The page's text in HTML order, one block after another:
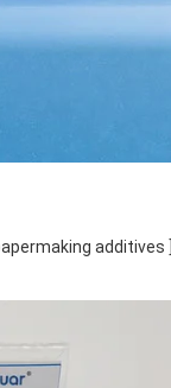
additives